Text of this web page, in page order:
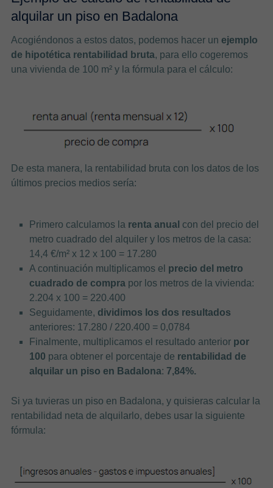
alquilar un piso en Badalona
Acogiéndonos a estos datos, podemos hacer un ejemplo
de hipotética rentabilidad bruta, para ello cogeremos
una vivienda de 100 m² y la fórmula para el cálculo:
De esta manera, la rentabilidad bruta con los datos de los
últimos precios medios sería:
Primero calculamos la renta anual con del precio del
metro cuadrado del alquiler y los metros de la casa:
14,4 €/m² x 12 x 100 = 17.280
A continuación multiplicamos el precio del metro
cuadrado de compra por los metros de la vivienda:
2.204 x 100 = 220.400
Seguidamente, dividimos los dos resultados
anteriores: 17.280 / 220.400 = 0,0784
Finalmente, multiplicamos el resultado anterior por
100 para obtener el porcentaje de rentabilidad de
alquilar un piso en Badalona: 7,84%.
Si ya tuvieras un piso en Badalona, y quisieras calcular la
rentabilidad neta de alquilarlo, debes usar la siguiente
fórmula: